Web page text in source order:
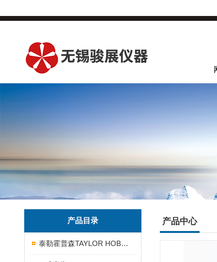
产品目录
泰勒霍普森TAYLOR HOBSON粗糙度仪
产品中心